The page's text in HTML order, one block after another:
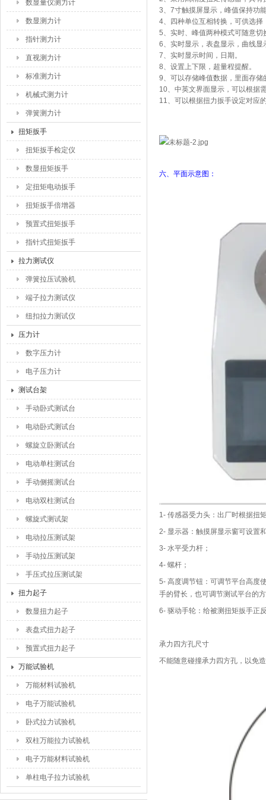
数显量仪测力计
数显测力计
指针测力计
直视测力计
标准测力计
机械式测力计
弹簧测力计
扭矩扳手
扭矩扳手检定仪
数显扭矩扳手
定扭矩电动扳手
扭矩扳手倍增器
预置式扭矩扳手
指针式扭矩扳手
拉力测试仪
弹簧拉压试验机
端子拉力测试仪
纽扣拉力测试仪
压力计
数字压力计
电子压力计
测试台架
手动卧式测试台
电动卧式测试台
螺旋立卧测试台
电动单柱测试台
手动侧摇测试台
电动双柱测试台
螺旋式测试架
电动拉压测试架
手动拉压测试架
手压式拉压测试架
扭力起子
数显扭力起子
表盘式扭力起子
预置式扭力起子
万能试验机
万能材料试验机
电子万能试验机
卧式拉力试验机
双柱万能拉力试验机
电子万能材料试验机
单柱电子拉力试验机
3、 7寸触摸屏显示，峰值保持功
4、四种单位互相转换，可供选择
5、实时、峰值两种模式可随意切
6、实时显示，表盘显示，曲线显
7、实时显示时间，日期。
8、设置上下限，超量程提醒。
9、可以存储峰值数据，里面存
10、中英文界面显示，可以根据
11、可以根据扭力扳手设定对应
六、平面示意图：
1- 传感器受力头：出厂时根据扭
2- 显示器：触摸屏显示窗可设置
3- 水平受力杆；
4- 螺杆；
5- 高度调节钮：可调节平台高度
手的臂长，也可调节测试平台的
6- 驱动手轮：给被测扭矩扳手正
承力四方孔尺寸
不能随意碰撞承力四方孔，以免